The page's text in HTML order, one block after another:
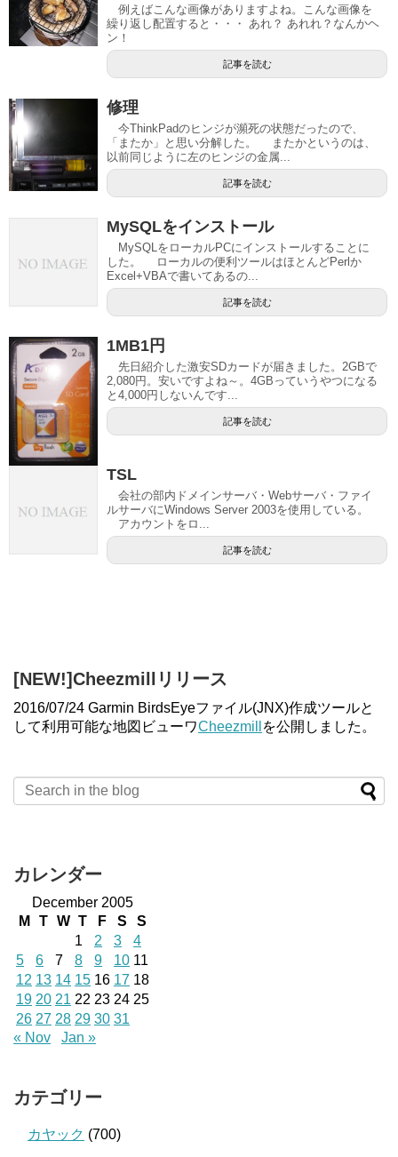
例えばこんな画像がありますよね。こんな画像を
繰り返し配置すると・・・ あれ？ あれれ？なんかヘ
ン！
記事を読む
修理
今ThinkPadのヒンジが瀕死の状態だったので、
「またか」と思い分解した。 またかというのは、
以前同じように左のヒンジの金属...
記事を読む
MySQLをインストール
MySQLをローカルPCにインストールすることに
した。 ローカルの便利ツールはほとんどPerlか
Excel+VBAで書いてあるの...
記事を読む
1MB1円
先日紹介した激安SDカードが届きました。2GBで
2,080円。安いですよね～。4GBっていうやつになる
と4,000円しないんです...
記事を読む
TSL
会社の部内ドメインサーバ・Webサーバ・ファイ
ルサーバにWindows Server 2003を使用している。
アカウントをロ...
記事を読む
[NEW!]Cheezmillリリース
2016/07/24 Garmin BirdsEyeファイル(JNX)作成ツールと
して利用可能な地図ビューワCheezmill を公開しました。
カレンダー
December 2005
M
T W T F S
S
1
2 3
4
5
6 7 8 9 10 11
12 13 14 15 16 17 18
19 20 21 22 23 24 25
26 27 28 29 30 31
« Nov
Jan »
カテゴリー
カヤック (700)